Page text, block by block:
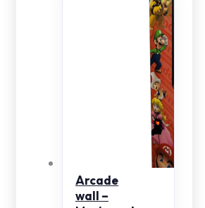
Arcade
wall –